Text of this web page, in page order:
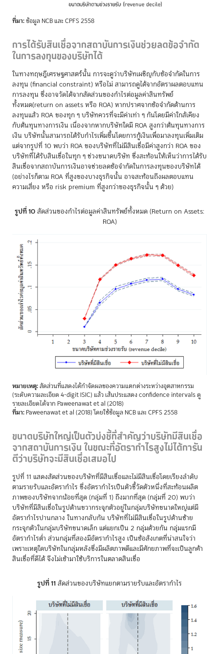
ที่มา:ข้อมูล NCB และ CPFS 2558
การได้รับสินเชื่อจากสถาบันการเงินช่วยลดข้อจำกัด
ในการลงทุนของบริษัทได้
ในทางทฤษฎีเศรษฐศาสตร์นั้น การจะดูว่าบริษัทเผชิญกับข้อจำกัดในการ
ลงทุน (financial constraint) หรือไม่ สามารถดูได้จากอัตราผลตอบแทน
การลงทุน ซึ่งอาจวัดได้จากสัดส่วนของกำไรต่อมูลค่าสินทรัพย์
ทั้งหมด(return on assets หรือ ROA) หากปราศจากข้อจำกัดด้านการ
ลงทุนแล้ว ROA ของทุก ๆ บริษัทควรที่จะมีค่าเท่า ๆ กันโดยมีค่าใกล้เคียง
กับต้นทุนทางการเงิน เนื่องจากหากบริษัทใดมี ROA สูงกว่าต้นทุนทางการ
เงิน บริษัทนั้นสามารถได้รับกำไรเพิ่มขึ้นโดยการกู้เงินเพื่อมาลงทุนเพิ่มเติม
แต่จากรูปที่ 10 พบว่า ROA ของบริษัทที่ไม่มีสินเชื่อมีค่าสูงกว่า ROA ของ
บริษัทที่ได้รับสินเชื่อในทุก ๆ ช่วงขนาดบริษัท ซึ่งสะท้อนให้เห็นว่าการได้รับ
สินเชื่อจากสถาบันการเงินอาจช่วยลดข้อจำกัดในการลงทุนของบริษัทได้
(อย่างไรก็ตาม ROA ที่สูงของบางธุรกิจนั้น อาจสะท้อนถึงผลตอบแทน
ความเสี่ยง หรือ risk premium ที่สูงกว่าของธุรกิจนั้น ๆ ด้วย)
รูปที่ 10สัดส่วนของกำไรต่อมูลค่าสินทรัพย์ทั้งหมด (Return on Assets:
ROA)
หมายเหตุ:สัดส่วนที่แสดงได้กำจัดผลของความแตกต่างระหว่างอุตสาหกรรม
(ระดับความละเอียด 4-digit ISIC) แล้ว เส้นประแสดง confidence intervals ดู
รายละเอียดได้จาก Paweenawat et al (2018)
ที่มา: Paweenawat et al (2018) โดยใช้ข้อมูล NCB และ CPFS 2558
ขนาดบริษัทใหญ่เป็นตัวบ่งชี้ที่สำคัญว่าบริษัทมีสินเชื่อ
จากสถาบันการเงิน ในขณะที่อัตรากำไรสูงไม่ได้การัน
ตีว่าบริษัทจะมีสินเชื่อเสมอไป
รูปที่ 11 แสดงสัดส่วนของบริษัทที่มีสินเชื่อและไม่มีสินเชื่อโดยเรียงลำดับ
ตามรายรับและอัตรากำไร ซึ่งอัตรากำไรเป็นตัวชี้วัดตัวหนึ่งที่สะท้อนผลิต
ภาพของบริษัทจากน้อยที่สุด (กลุ่มที่ 1) ถึงมากที่สุด (กลุ่มที่ 20) พบว่า
บริษัทที่มีสินเชื่อในรูปด้านขวากระจุกตัวอยู่ในกลุ่มบริษัทขนาดใหญ่แต่มี
อัตรากำไรปานกลาง ในทางกลับกัน บริษัทที่ไม่มีสินเชื่อในรูปด้านซ้าย
กระจุกตัวในกลุ่มบริษัทขนาดเล็ก แต่แยกเป็น 2 กลุ่มด้วยกัน กลุ่มแรกมี
อัตรากำไรต่ำ ส่วนกลุ่มที่สองมีอัตรากำไรสูง เป็นข้อสังเกตที่น่าสนใจว่า
เพราะเหตุใดบริษัทในกลุ่มหลังซึ่งมีผลิตภาพดีและมีศักยภาพที่จะเป็นลูกค้า
สินเชื่อที่ดีได้ จึงไม่เข้ามาใช้บริการในตลาดสินเชื่อ
รูปที่ 11สัดส่วนของบริษัทแยกตามรายรับและอัตรากำไร